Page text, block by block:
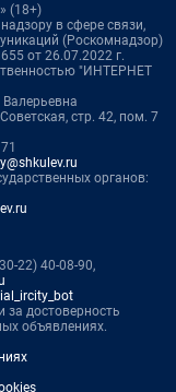
(18+)
в сфере связи,
(Роскомнадзор)
от 26.07.2022 г.
"ИНТЕРНЕТ
стр. 42, пом. 7
органов:
22) 40-08-90,
за достоверность
объявлениях.